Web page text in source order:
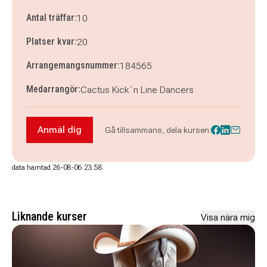
Antal träffar:10
Platser kvar:20
Arrangemangsnummer:184565
Medarrangör:Cactus Kick´n Line Dancers
Anmäl dig till Dans Linedance steg 1 beginner,
Anmäl dig Gå tillsammans, dela kursen:
data hämtad 26-08-06 23.58
Liknande kurser Visa nära mig